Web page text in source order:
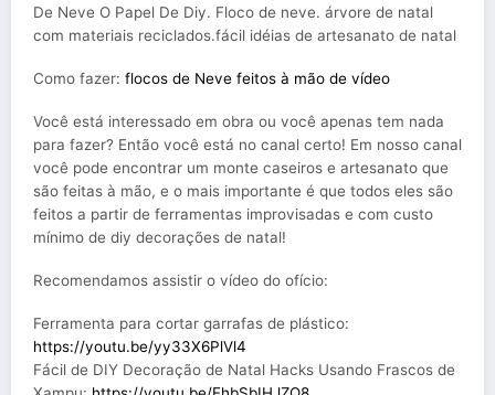
De Neve O Papel De Diy. Floco de neve. árvore de natal
com materiais reciclados.fácil idéias de artesanato de natal
Como fazer: flocos de Neve feitos à mão de vídeo
Você está interessado em obra ou você apenas tem nada
para fazer? Então você está no canal certo! Em nosso canal
você pode encontrar um monte caseiros e artesanato que
são feitas à mão, e o mais importante é que todos eles são
feitos a partir de ferramentas improvisadas e com custo
mínimo de diy decorações de natal!
Recomendamos assistir o vídeo do ofício:
Ferramenta para cortar garrafas de plástico:
https://youtu.be/yy33X6PlVl4
Fácil de DIY Decoração de Natal Hacks Usando Frascos de